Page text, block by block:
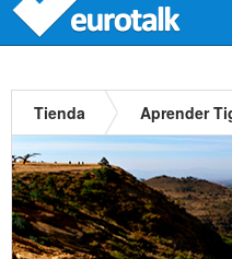
Tienda Aprender